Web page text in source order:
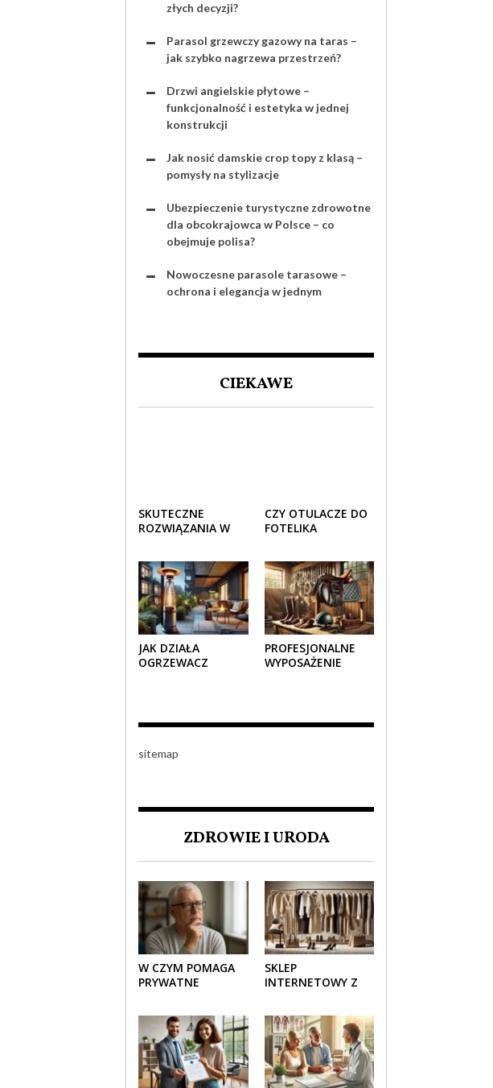
złych decyzji?
Parasol grzewczy gazowy na taras –
jak szybko nagrzewa przestrzeń?
Drzwi angielskie płytowe –
funkcjonalność i estetyka w jednej
konstrukcji
Jak nosić damskie crop topy z klasą –
pomysły na stylizacje
Ubezpieczenie turystyczne zdrowotne
dla obcokrajowca w Polsce – co
obejmuje polisa?
Nowoczesne parasole tarasowe –
ochrona i elegancja w jednym
CIEKAWE
SKUTECZNE
ROZWIĄZANIA W
DREWNIANE I
TEKTUROWE
CZY OTULACZE DO
FOTELIKA
LATEM I ZIMĄ?
JAK DZIAŁA
OGRZEWACZ
PROFESJONALNE
WYPOSAŻENIE
sitemap
ZDROWIE I URODA
W CZYM POMAGA
PRYWATNE
SENIOROM?
SKLEP
INTERNETOWY Z
KLASYKA, SZYK I
NOWOCZESNOŚĆ